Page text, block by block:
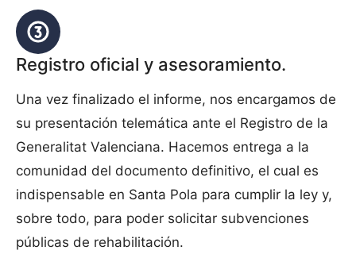
Registro oficial y asesoramiento.
Una vez finalizado el informe, nos encargamos de
su presentación telemática ante el Registro de la
Generalitat Valenciana. Hacemos entrega a la
comunidad del documento definitivo, el cual es
indispensable en Santa Pola para cumplir la ley y,
sobre todo, para poder solicitar subvenciones
públicas de rehabilitación.